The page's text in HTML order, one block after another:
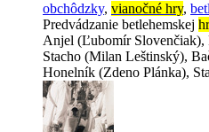
obchôdzky, vianočné hry,
Predvádzanie betlehemskej
Anjel (Ľubomír
Stacho (Milan Leštinský),
Honelník (Zdeno Plánka),